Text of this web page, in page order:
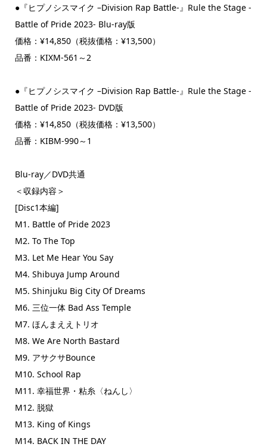
●『ヒプノシスマイク –Division Rap Battle-』Rule the Stage -
Battle of Pride 2023- Blu-ray版
価格：¥14,850（税抜価格：¥13,500）
品番：KIXM-561～2
●『ヒプノシスマイク –Division Rap Battle-』Rule the Stage -
Battle of Pride 2023- DVD版
価格：¥14,850（税抜価格：¥13,500）
品番：KIBM-990～1
Blu-ray／DVD共通
＜収録内容＞
[Disc1本編]
M1. Battle of Pride 2023
M2. To The Top
M3. Let Me Hear You Say
M4. Shibuya Jump Around
M5. Shinjuku Big City Of Dreams
M6. 三位一体 Bad Ass Temple
M7. ほんまええトリオ
M8. We Are North Bastard
M9. アサクサBounce
M10. School Rap
M11. 幸福世界・粘糸〈ねんし〉
M12. 脱獄
M13. King of Kings
M14. BACK IN THE DAY